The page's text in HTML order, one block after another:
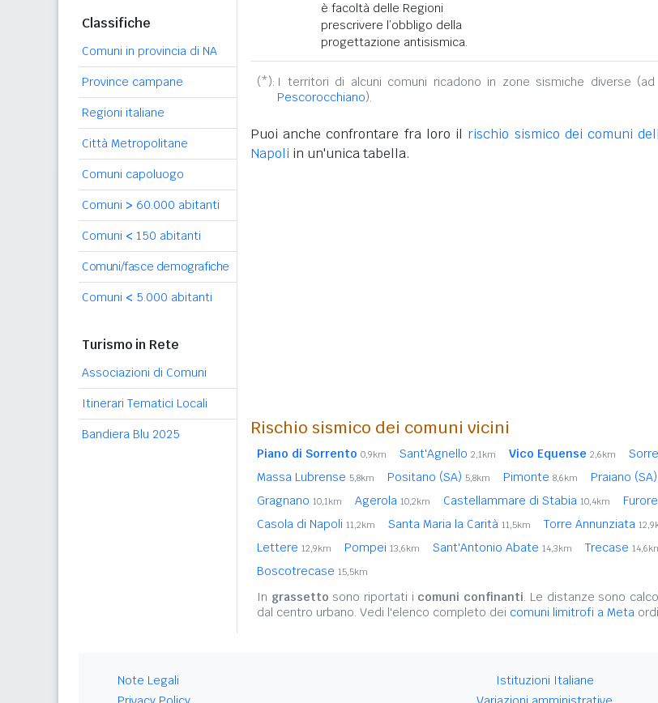
Classifiche
Comuni in provincia di NA
Province campane
Regioni italiane
Città Metropolitane
Comuni capoluogo
Comuni > 60.000 abitanti
Comuni < 150 abitanti
Comuni/fasce demografiche
Comuni < 5.000 abitanti
Turismo in Rete
Associazioni di Comuni
Itinerari Tematici Locali
Bandiera Blu 2025
è facoltà delle Regioni
prescrivere l’obbligo della
progettazione antisismica.
(*): I territori di alcuni comuni ricadono in zone sismiche diverse
Pescorocchiano).
Puoi anche confrontare fra loro il rischio sismico dei comuni
Napoli in un'unica tabella.
Rischio sismico dei comuni vicini
Piano di Sorrento 0,9km Sant'Agnello 2,1km Vico Equense 2,6km
Massa Lubrense 5,8km Positano (SA) 5,8km Pimonte 8,6km Praiano (SA)
Gragnano 10,1km Agerola 10,2km Castellammare di Stabia 10,4km
Casola di Napoli 11,2km Santa Maria la Carità 11,5km Torre Annunziata
Lettere 12,9km Pompei 13,6km Sant'Antonio Abate 14,3km Trecase
Boscotrecase 15,5km
In grassetto sono riportati i comuni confinanti. Le distanze sono
dal centro urbano. Vedi l'elenco completo dei comuni limitrofi a Meta
Note Legali
Istituzioni Italiane